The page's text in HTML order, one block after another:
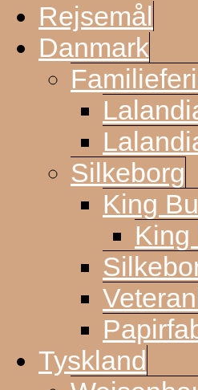
Rejsemål
Danmark
Silkeborg
King
King
Tyskland